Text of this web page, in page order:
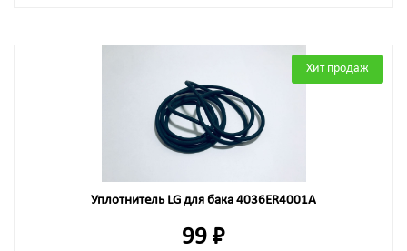
Хит продаж
Уплотнитель LG для бака 4036ER4001A
99 ₽